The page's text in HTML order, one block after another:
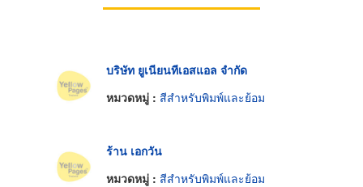
บริษัท ยูเนียนทีเอสแอล จำกัด
หมวดหมู่ : สีสำหรับพิมพ์และย้อม
ร้าน เอกวัน
หมวดหมู่ : สีสำหรับพิมพ์และย้อม